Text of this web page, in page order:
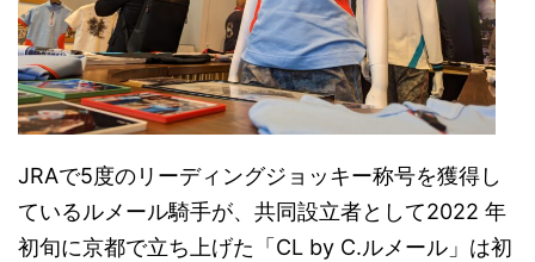
JRAで5度のリーディングジョッキー称号を獲得し
ているルメール騎手が、共同設立者として2022 年
初旬に京都で立ち上げた「CL by C.ルメール」は初